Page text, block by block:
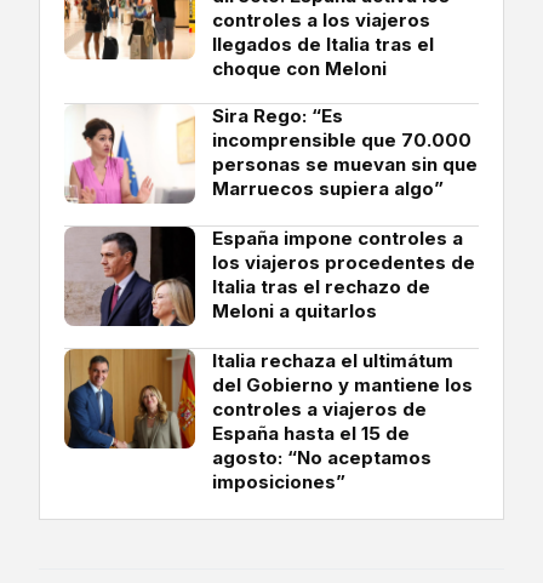
controles a los viajeros
llegados de Italia tras el
choque con Meloni
Sira Rego: “Es
incomprensible que 70.000
personas se muevan sin que
Marruecos supiera algo”
España impone controles a
los viajeros procedentes de
Italia tras el rechazo de
Meloni a quitarlos
Italia rechaza el ultimátum
del Gobierno y mantiene los
controles a viajeros de
España hasta el 15 de
agosto: “No aceptamos
imposiciones”